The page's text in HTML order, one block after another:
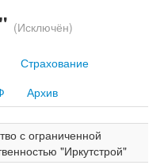
(Исключён)
Страхование
Архив
с ограниченной
"Иркутстрой"